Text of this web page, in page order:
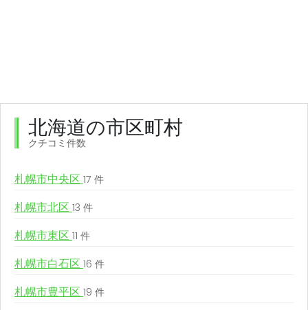
北海道の市区町村
クチコミ件数
札幌市中央区 17 件
札幌市北区 13 件
札幌市東区 11 件
札幌市白石区 16 件
札幌市豊平区 19 件